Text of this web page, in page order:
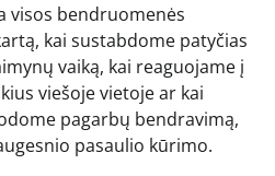
visos bendruomenės
kai sustabdome patyčias
vaiką, kai reaguojame į
viešoje vietoje ar kai
pagarbų bendravimą,
pasaulio kūrimo.